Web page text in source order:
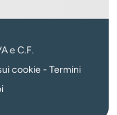
e C.F.
cookie - Termini